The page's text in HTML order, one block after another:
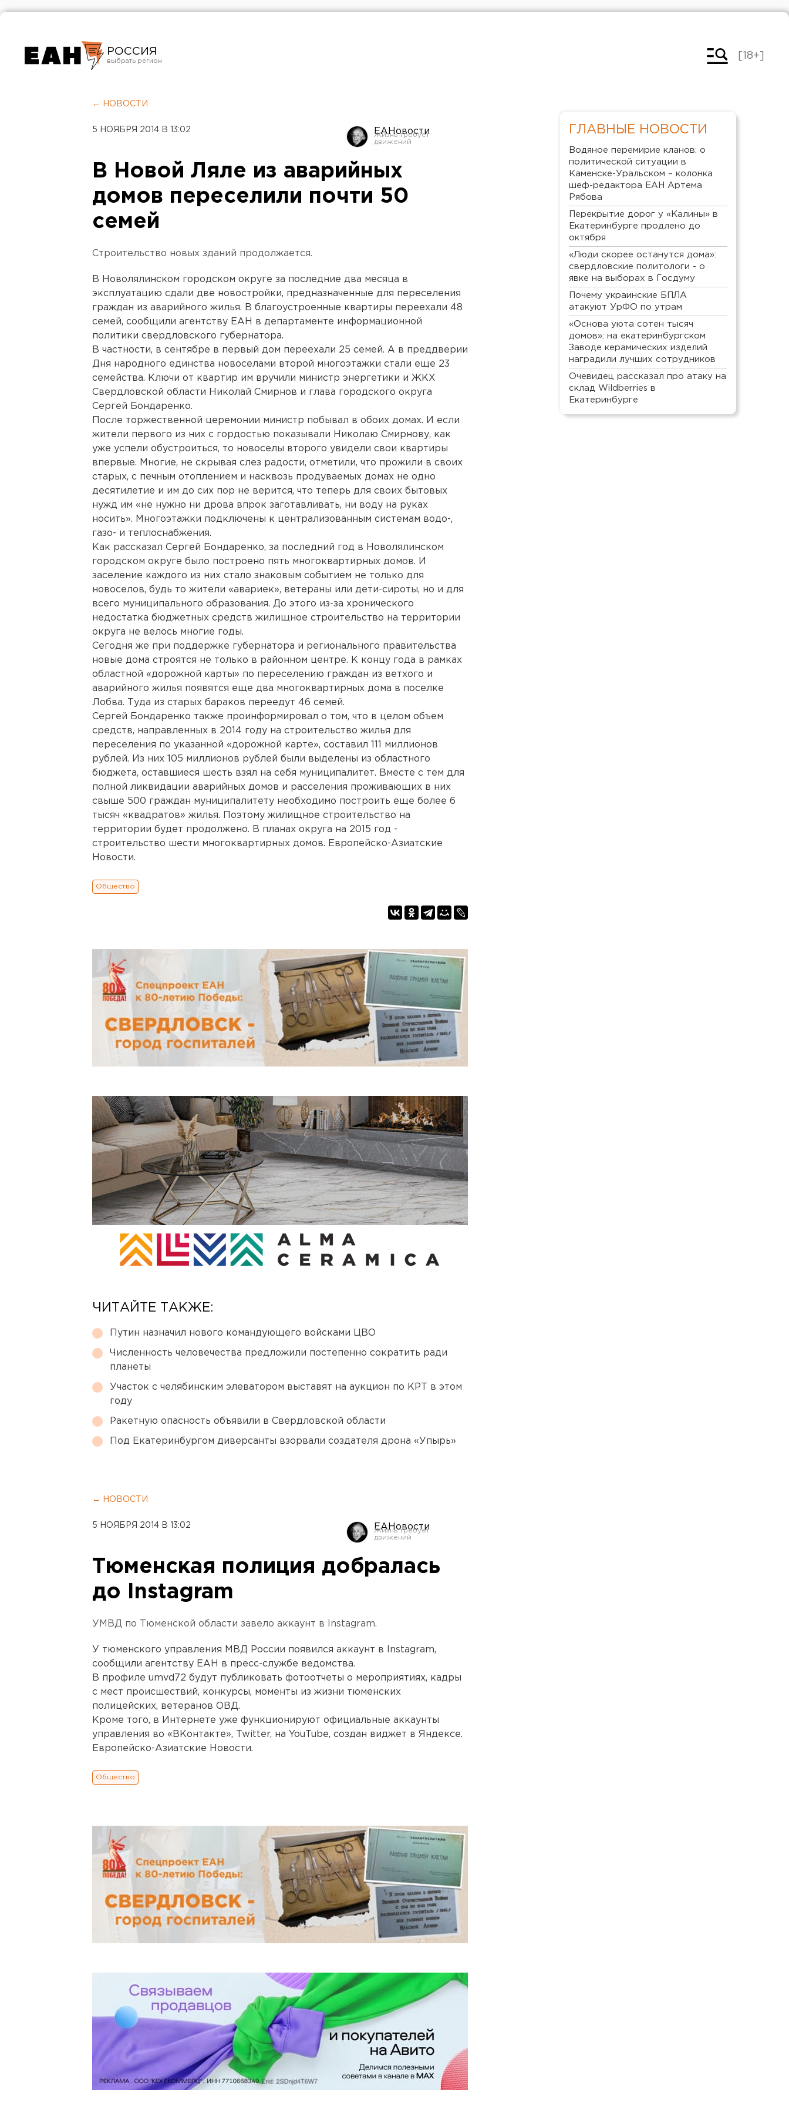
РОССИЯ
Челябинск
[18+]
← НОВОСТИ
5 НОЯБРЯ 2014 В 13:02 ЕАНовости
В Новой Ляле из аварийных
домов переселили почти 50
семей
Строительство новых зданий продолжается.
В Новолялинском городском округе за последние два месяца в
эксплуатацию сдали две новостройки, предназначенные для переселения
граждан из аварийного жилья. В благоустроенные квартиры переехали 48
семей, сообщили агентству ЕАН в департаменте информационной
политики свердловского губернатора.
В частности, в сентябре в первый дом переехали 25 семей. А в преддверии
Дня народного единства новоселами второй многоэтажки стали еще 23
семейства. Ключи от квартир им вручили министр энергетики и ЖКХ
Свердловской области Николай Смирнов и глава городского округа
Сергей Бондаренко.
После торжественной церемонии министр побывал в обоих домах. И если
жители первого из них с гордостью показывали Николаю Смирнову, как
уже успели обустроиться, то новоселы второго увидели свои квартиры
впервые. Многие, не скрывая слез радости, отметили, что прожили в своих
старых, с печным отоплением и насквозь продуваемых домах не одно
десятилетие и им до сих пор не верится, что теперь для своих бытовых
нужд им «не нужно ни дрова впрок заготавливать, ни воду на руках
носить». Многоэтажки подключены к централизованным системам водо-,
газо- и теплоснабжения.
Как рассказал Сергей Бондаренко, за последний год в Новолялинском
городском округе было построено пять многоквартирных домов. И
заселение каждого из них стало знаковым событием не только для
новоселов, будь то жители «авариек», ветераны или дети-сироты, но и для
всего муниципального образования. До этого из-за хронического
недостатка бюджетных средств жилищное строительство на территории
округа не велось многие годы.
Сегодня же при поддержке губернатора и регионального правительства
новые дома строятся не только в районном центре. К концу года в рамках
областной «дорожной карты» по переселению граждан из ветхого и
аварийного жилья появятся еще два многоквартирных дома в поселке
Лобва. Туда из старых бараков переедут 46 семей.
Сергей Бондаренко также проинформировал о том, что в целом объем
средств, направленных в 2014 году на строительство жилья для
переселения по указанной «дорожной карте», составил 111 миллионов
рублей. Из них 105 миллионов рублей были выделены из областного
бюджета, оставшиеся шесть взял на себя муниципалитет. Вместе с тем для
полной ликвидации аварийных домов и расселения проживающих в них
свыше 500 граждан муниципалитету необходимо построить еще более 6
тысяч «квадратов» жилья. Поэтому жилищное строительство на
территории будет продолжено. В планах округа на 2015 год -
строительство шести многоквартирных домов. Европейско-Азиатские
Новости.
Общество
ЧИТАЙТЕ ТАКЖЕ:
Путин назначил нового командующего войсками ЦВО
Численность человечества предложили постепенно сократить ради
планеты
Участок с челябинским элеватором выставят на аукцион по КРТ в этом
году
Ракетную опасность объявили в Свердловской области
Под Екатеринбургом диверсанты взорвали создателя дрона «Упырь»
← НОВОСТИ
5 НОЯБРЯ 2014 В 13:02 ЕАНовости
Тюменская полиция добралась
до Instagram
УМВД по Тюменской области завело аккаунт в Instagram.
У тюменского управления МВД России появился аккаунт в Instagram,
сообщили агентству ЕАН в пресс-службе ведомства.
В профиле umvd72 будут публиковать фотоотчеты о мероприятиях, кадры
с мест происшествий, конкурсы, моменты из жизни тюменских
полицейских, ветеранов ОВД.
Кроме того, в Интернете уже функционируют официальные аккаунты
управления во «ВКонтакте», Twitter, на YouTube, создан виджет в Яндексе.
Европейско-Азиатские Новости.
Общество
ГЛАВНЫЕ НОВОСТИ
Водяное перемирие кланов: о
политической ситуации в
Каменске-Уральском – колонка
шеф-редактора ЕАН Артема
Рябова
Перекрытие дорог у «Калины» в
Екатеринбурге продлено до
октября
«Люди скорее останутся дома»:
свердловские политологи - о
явке на выборах в Госдуму
Почему украинские БПЛА
атакуют УрФО по утрам
«Основа уюта сотен тысяч
домов»: на екатеринбургском
Заводе керамических изделий
наградили лучших сотрудников
Очевидец рассказал про атаку на
склад Wildberries в
Екатеринбурге